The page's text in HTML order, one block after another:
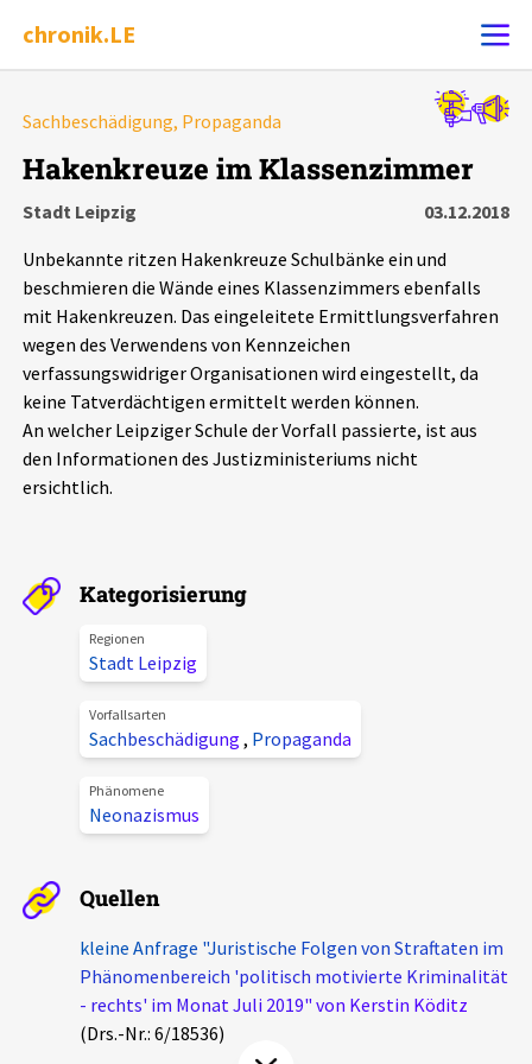
chronik.LE
Ereignis melden
Chronik
Dossiers
Leipziger Zustände
Schlaglichter
Phänomene
Veranstaltungen
Pressemitteilungen
Podcasts
Über uns
Kontakt
Unterstützer_innen
Spenden
chronik.LE in der Presse
Sachbeschädigung, Propaganda
Hakenkreuze im Klassenzimmer
Stadt Leipzig
03.12.2018
Unbekannte ritzen Hakenkreuze Schulbänke ein und
beschmieren die Wände eines Klassenzimmers ebenfalls
mit Hakenkreuzen. Das eingeleitete Ermittlungsverfahren
wegen des Verwendens von Kennzeichen
verfassungswidriger Organisationen wird eingestellt, da
keine Tatverdächtigen ermittelt werden können.
An welcher Leipziger Schule der Vorfall passierte, ist aus
den Informationen des Justizministeriums nicht
ersichtlich.
Kategorisierung
Regionen
Stadt Leipzig
Vorfallsarten
Sachbeschädigung , Propaganda
Phänomene
Neonazismus
Quellen
kleine Anfrage "Juristische Folgen von Straftaten im
Phänomenbereich 'politisch motivierte Kriminalität
- rechts' im Monat Juli 2019" von Kerstin Köditz
(Drs.-Nr.: 6/18536)
Alle Ereignisse
Ereignisse
Ereignisse
Exportieren Filter Erklärungen